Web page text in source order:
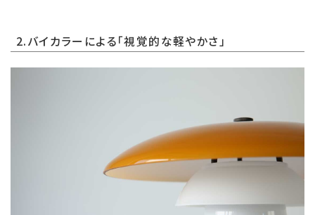
2.バイカラーによる「視覚的な軽やかさ」